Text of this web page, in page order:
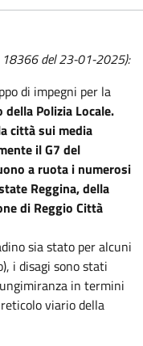
18366 del 23-01-2025):
di impegni per la
della Polizia Locale.
città sui media
il G7 del
a ruota i numerosi
Reggina, della
di Reggio Città
sia stato per alcuni
i disagi sono stati
in termini
viario della